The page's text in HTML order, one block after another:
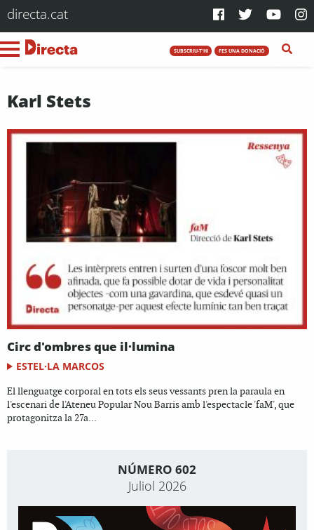
directa.cat
SUBSCRIU-T'HI FES UNA DONACIÓ
Karl Stets
Circ d'ombres que il·lumina
ESTEL·LA MARCOS
El llenguatge corporal en tots els seus vessants pren la paraula en
l'escenari de l'Ateneu Popular Nou Barris amb l'espectacle 'faM', que
protagonitza la 27a...
NÚMERO 602
Juliol 2026